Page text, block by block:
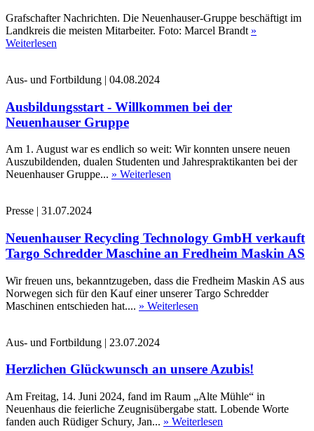
Grafschafter Nachrichten. Die Neuenhauser-Gruppe beschäftigt im
Landkreis die meisten Mitarbeiter. Foto: Marcel Brandt »
Weiterlesen
Aus- und Fortbildung | 04.08.2024
Ausbildungsstart - Willkommen bei der
Neuenhauser Gruppe
Am 1. August war es endlich so weit: Wir konnten unsere neuen
Auszubildenden, dualen Studenten und Jahrespraktikanten bei der
Neuenhauser Gruppe... » Weiterlesen
Presse | 31.07.2024
Neuenhauser Recycling Technology GmbH verkauft
Targo Schredder Maschine an Fredheim Maskin AS
Wir freuen uns, bekanntzugeben, dass die Fredheim Maskin AS aus
Norwegen sich für den Kauf einer unserer Targo Schredder
Maschinen entschieden hat.... » Weiterlesen
Aus- und Fortbildung | 23.07.2024
Herzlichen Glückwunsch an unsere Azubis!
Am Freitag, 14. Juni 2024, fand im Raum „Alte Mühle“ in
Neuenhaus die feierliche Zeugnisübergabe statt. Lobende Worte
fanden auch Rüdiger Schury, Jan... » Weiterlesen